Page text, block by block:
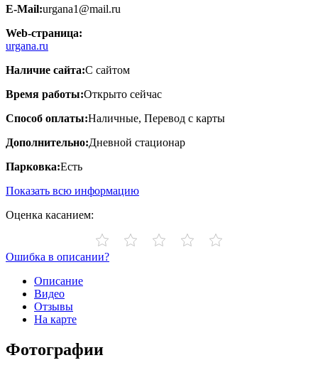
E-Mail:urgana1@mail.ru
Web-страница:
urgana.ru
Наличие сайта:С сайтом
Время работы:Открыто сейчас
Способ оплаты:Наличные, Перевод с карты
Дополнительно:Дневной стационар
Парковка:Есть
Показать всю информацию
Оценка касанием:
Ошибка в описании?
Описание
Видео
Отзывы
На карте
Фотографии